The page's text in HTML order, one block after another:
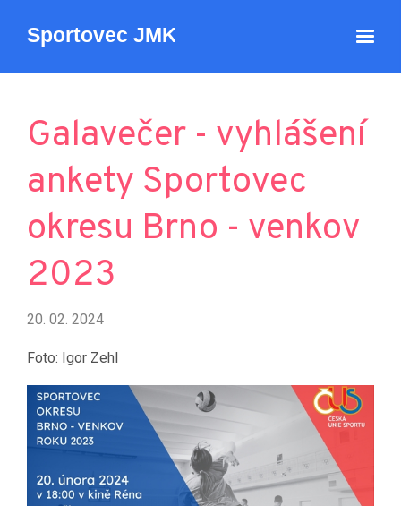
Galavečer - vyhlášení
ankety Sportovec
okresu Brno - venkov
2023
20. 02. 2024
Foto: Igor Zehl